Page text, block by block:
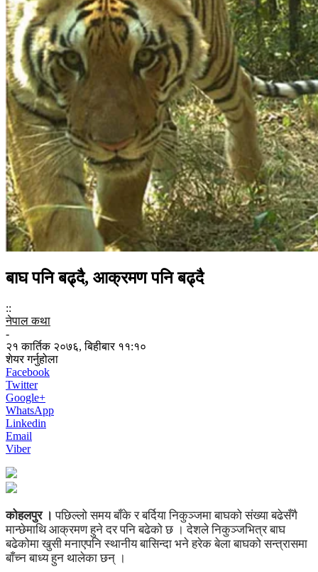
बाघ पनि बढ्दै, आक्रमण पनि बढ्दै
::
नेपाल कथा
-
२१ कार्तिक २०७६, बिहीबार ११:१०
शेयर गर्नुहोला
Facebook
Twitter
Google+
WhatsApp
Linkedin
Email
Viber
कोहलपुर ।पछिल्लो समय बाँके र बर्दिया निकुञ्जमा बाघको संख्या बढेसँगै
मान्छेमाथि आक्रमण हुने दर पनि बढेको छ । देशले निकुञ्जभित्र बाघ
बढेकोमा खुसी मनाएपनि स्थानीय बासिन्दा भने हरेक बेला बाघको सन्त्रासमा
बाँच्न बाध्य हुन थालेका छन् ।